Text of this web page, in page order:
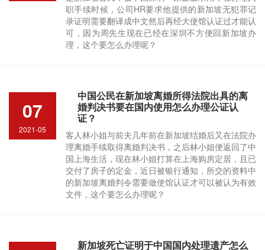
职手续时候，公司HR要求他提供的新加坡无犯罪记
录证明需要翻译成中文然后再经大使馆认证过才能认
可，因为周先生现在已经在深圳不方便回新加坡办
理，这个要怎么办理呢？
07
2021-05
中国公民在新加坡离婚所得法院出具的离
婚判决书要在国内使用怎么办理公证认
证？
客人林小姐与前夫几年前在新加坡结婚后又在法院办
理离婚手续取得离婚判决书，之后林小姐便返回了中
国上海生活，现在林小姐打算在上海购房定居，且已
交付了房子的定金，近日被银行通知，所交的资料中
的新加坡离婚判令需要做使馆认证才可以被认为有效
文件，这个要怎么办理呢？
新加坡死亡证明于中国国内处理遗产怎么